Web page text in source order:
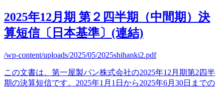
2025年12月期 第２四半期（中間期）決
算短信〔日本基準〕(連結)
/wp-content/uploads/2025/05/2025shihanki2.pdf
この文書は、第一屋製パン株式会社の2025年12月期第2四半
期の決算短信です。2025年1月1日から2025年6月30日までの